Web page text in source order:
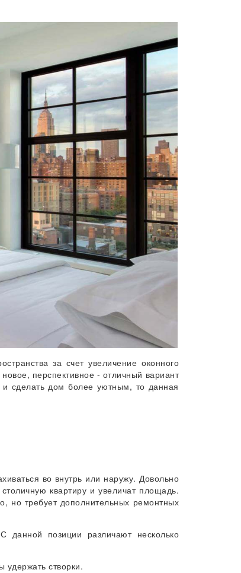
за счет увеличение оконного
перспективное - отличный вариант
сделать дом более уютным, то данная
во внутрь или наружу. Довольно
квартиру и увеличат площадь.
но требует дополнительных ремонтных
данной позиции различают несколько
створки.